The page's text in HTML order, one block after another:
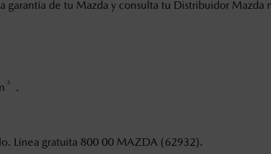
garantía de tu Mazda y consulta tu Distribuidor Mazda
3 .
Línea gratuita 800 00 MAZDA (62932).